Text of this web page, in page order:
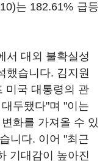
는 182.61% 급등
서 대외 불확실성
했습니다. 김지원
미국 대통령의 관
두됐다"며 "이는
화를 가져올 수 있
니다. 이어 "최근
기대감이 높아진